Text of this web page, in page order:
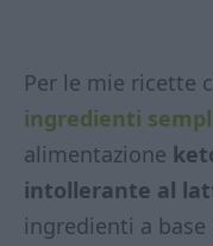
Per le mie ricette
ingredienti
alimentazione
intollerante al
ingredienti a